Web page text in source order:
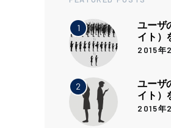
1
ユーザ
イト）
2015年
2
ユーザ
イト）
2015年